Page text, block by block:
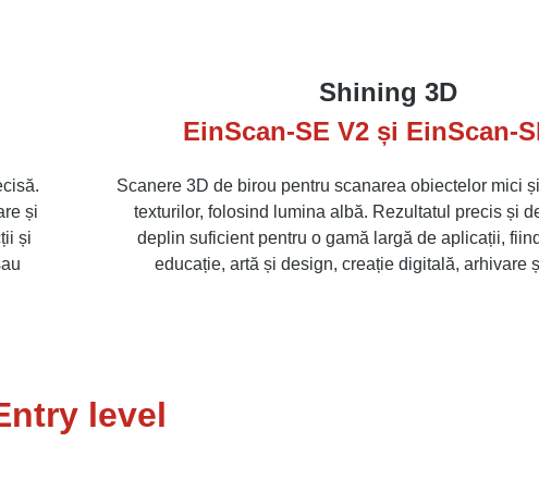
și
și
Shining 3D
EinScan-SE V2 și EinScan-
Scanere 3D de birou pentru scanarea obiectelor mici
texturilor, folosind lumina albă. Rezultatul precis și
deplin suficient pentru o gamă largă de aplicații,
educație, artă și design, creație digitală, arhivare
level